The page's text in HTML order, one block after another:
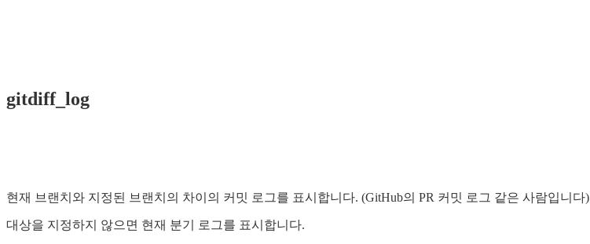
gitdiff_log
현재 브랜치와 지정된 브랜치의 차이의 커밋 로그를 표시합니다. (GitHub의 PR 커밋 로그 같은 사람입니다)
대상을 지정하지 않으면 현재 분기 로그를 표시합니다.